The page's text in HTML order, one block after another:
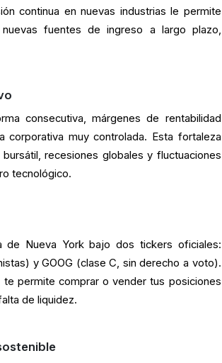
continua en nuevas industrias le permite
fuentes de ingreso a largo plazo,
consecutiva, márgenes de rentabilidad
muy controlada. Esta fortaleza
recesiones globales y fluctuaciones
tecnológico.
de Nueva York bajo dos tickers oficiales:
y GOOG (clase C, sin derecho a voto).
permite comprar o vender tus posiciones
de liquidez.